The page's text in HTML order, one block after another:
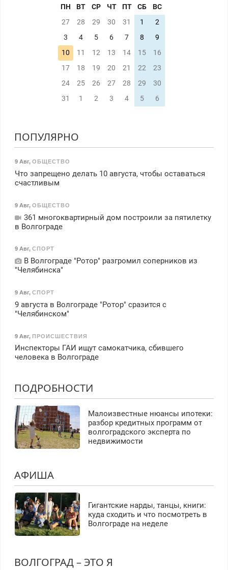
ПН ВТ СР ЧТ ПТ СБ
ВС
27
28 29 30 31 1
2
3
4 5 6 7 8
9
10
11 12 13 14 15
16
17
18 19 20 21 22
23
24
25 26 27 28 29
30
31
1 2 3 4 5 6
ПОПУЛЯРНО
9 Авг, ОБЩЕСТВО
Что запрещено делать 10 августа, чтобы оставаться
счастливым
9 Авг, ОБЩЕСТВО
361 многоквартирный дом построили за пятилетку
в Волгограде
9 Авг, СПОРТ
В Волгограде "Ротор" разгромил соперников из
"Челябинска"
9 Авг, СПОРТ
9 августа в Волгограде "Ротор" сразится с
"Челябинском"
9 Авг, ПРОИСШЕСТВИЯ
Инспекторы ГАИ ищут самокатчика, сбившего
человека в Волгограде
ПОДРОБНОСТИ
Малоизвестные нюансы ипотеки:
разбор кредитных программ от
волгоградского эксперта по
недвижимости
АФИША
Гигантские нарды, танцы, книги:
куда сходить и что посмотреть в
Волгограде на неделе
ВОЛГОГРАД – ЭТО Я